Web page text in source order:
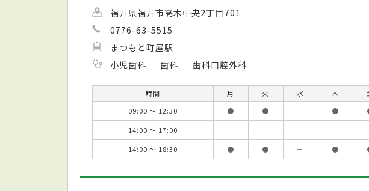
福井県福井市高木中央2丁目701
0776-63-5515
まつもと町屋駅
小児歯科
歯科 歯科口腔外科
時間 月 火 水 木
09:00 ～ 12:30
● ● － ●
14:00 ～ 17:00
－ － － －
14:00 ～ 18:30
● ● － ●